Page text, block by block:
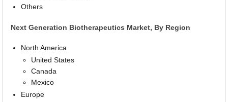
Others
Next Generation Biotherapeutics Market, By Region
North America
United States
Canada
Mexico
Europe